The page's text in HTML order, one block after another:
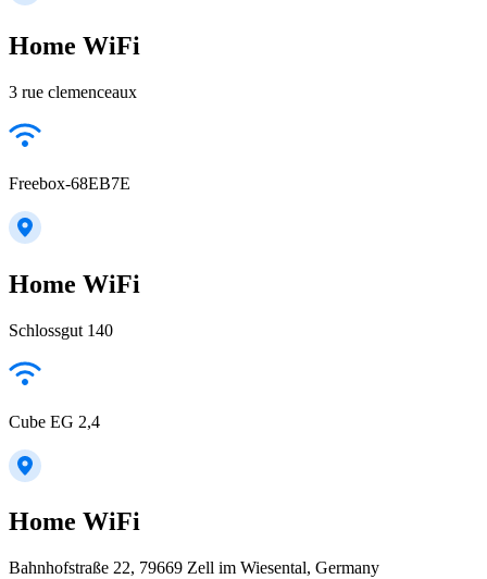
Home WiFi
3 rue clemenceaux
Freebox-68EB7E
Home WiFi
Schlossgut 140
Cube EG 2,4
Home WiFi
Bahnhofstraße 22, 79669 Zell im Wiesental, Germany